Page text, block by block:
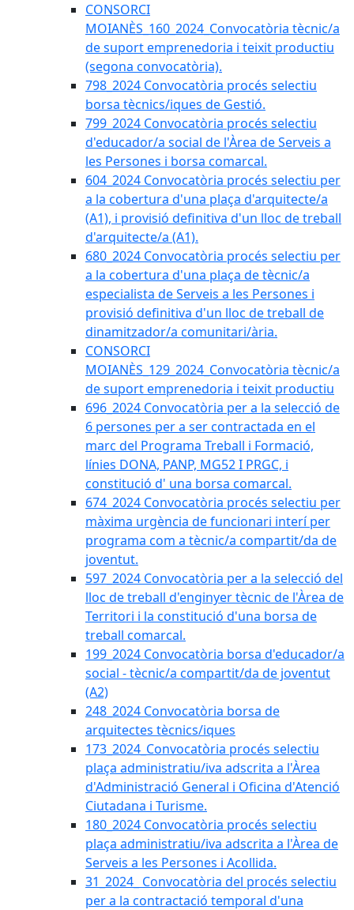
CONSORCI
MOIANÈS_160_2024_Convocatòria tècnic/a
de suport emprenedoria i teixit productiu
(segona convocatòria).
798_2024 Convocatòria procés selectiu
borsa tècnics/iques de Gestió.
799_2024 Convocatòria procés selectiu
d'educador/a social de l'Àrea de Serveis a
les Persones i borsa comarcal.
604_2024 Convocatòria procés selectiu per
a la cobertura d'una plaça d'arquitecte/a
(A1), i provisió definitiva d'un lloc de treball
d'arquitecte/a (A1).
680_2024 Convocatòria procés selectiu per
a la cobertura d'una plaça de tècnic/a
especialista de Serveis a les Persones i
provisió definitiva d'un lloc de treball de
dinamitzador/a comunitari/ària.
CONSORCI
MOIANÈS_129_2024_Convocatòria tècnic/a
de suport emprenedoria i teixit productiu
696_2024 Convocatòria per a la selecció de
6 persones per a ser contractada en el
marc del Programa Treball i Formació,
línies DONA, PANP, MG52 I PRGC, i
constitució d' una borsa comarcal.
674_2024 Convocatòria procés selectiu per
màxima urgència de funcionari interí per
programa com a tècnic/a compartit/da de
joventut.
597_2024 Convocatòria per a la selecció del
lloc de treball d'enginyer tècnic de l'Àrea de
Territori i la constitució d'una borsa de
treball comarcal.
199_2024 Convocatòria borsa d'educador/a
social - tècnic/a compartit/da de joventut
(A2)
248_2024 Convocatòria borsa de
arquitectes tècnics/iques
173_2024_Convocatòria procés selectiu
plaça administratiu/iva adscrita a l'Àrea
d'Administració General i Oficina d'Atenció
Ciutadana i Turisme.
180_2024 Convocatòria procés selectiu
plaça administratiu/iva adscrita a l'Àrea de
Serveis a les Persones i Acollida.
31_2024_ Convocatòria del procés selectiu
per a la contractació temporal d'una